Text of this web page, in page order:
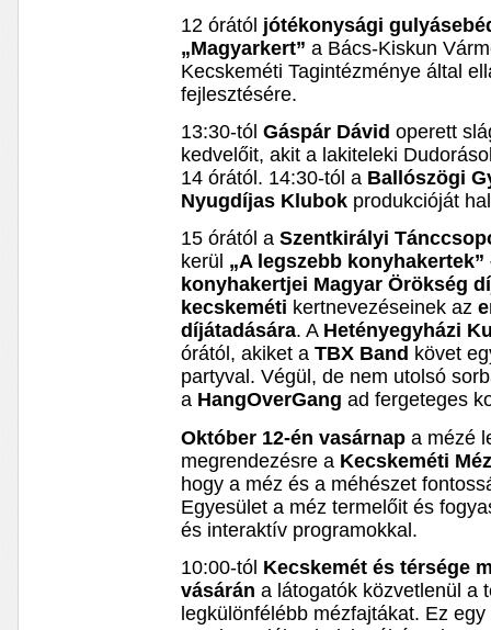
12 órától jótékonysági
„Magyarkert” a Bács-Kiskun
Kecskeméti Tagintézménye által
fejlesztésére.
13:30-tólGáspár Dávid operett
kedvelőit, akit a lakiteleki
14 órától. 14:30-tól a Ballószögi
Nyugdíjas Klubok produkcióját
15 órától aSzentkirályi
kerül „A legszebb
konyhakertjei Magyar Örökség
kecskeméti kertnevezéseinek az
díjátadására. A Hetényegyházi
órától, akiket aTBX Band követ
partyval. Végül, de nem utolsó
a HangOverGang ad fergeteges
Október 12-én vasárnap a mézé
megrendezésre a Kecskeméti
hogy a méz és a méhészet
Egyesület a méz termelőit és
és interaktív programokkal.
10:00-tól Kecskemét és térsége
vásárán a látogatók közvetlenül a
legkülönfélébb mézfajtákat. Ez